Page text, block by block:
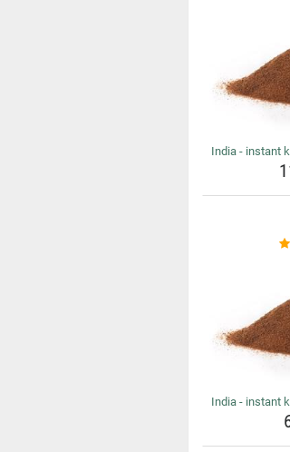
India - instant
India - instant